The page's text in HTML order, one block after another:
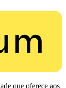
que oferece aos